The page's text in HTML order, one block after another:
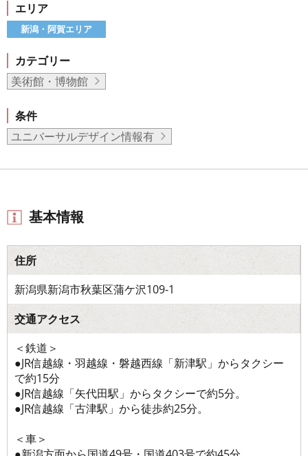
エリア
新潟・阿賀エリア
カテゴリー
美術館・博物館
条件
ユニバーサルデザイン情報有
基本情報
住所
新潟県新潟市秋葉区蒲ケ沢109-1
交通アクセス
＜鉄道＞
●JR信越線・羽越線・磐越西線「新津駅」からタクシー
で約15分
●JR信越線「矢代田駅」からタクシーで約5分。
●JR信越線「古津駅」から徒歩約25分。
＜車＞